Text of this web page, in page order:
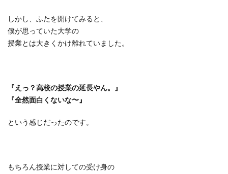
しかし、ふたを開けてみると、
僕が思っていた大学の
授業とは大きくかけ離れていました。
『えっ？高校の授業の延長やん。』
『全然面白くないな〜』
という感じだったのです。
もちろん授業に対しての受け身の